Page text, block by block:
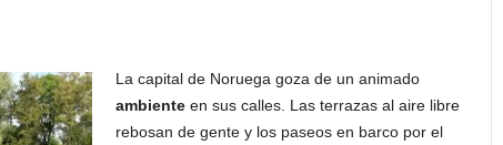
La capital de Noruega goza de un animado
ambienteen sus calles. Las terrazas al aire libre
rebosan de gente y los paseos en barco por el